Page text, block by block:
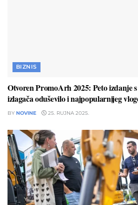
BIZNIS
Otvoren PromoArh 2025: Peto izdanje
izlagača oduševilo i najpopularnijeg
BY NOVINE 25. RUJNA 2025.